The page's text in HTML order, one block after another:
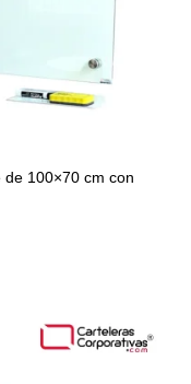
de 100×70 cm con